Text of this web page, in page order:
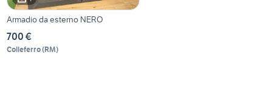
Armadio da esterno NERO
700 €
Colleferro(RM)